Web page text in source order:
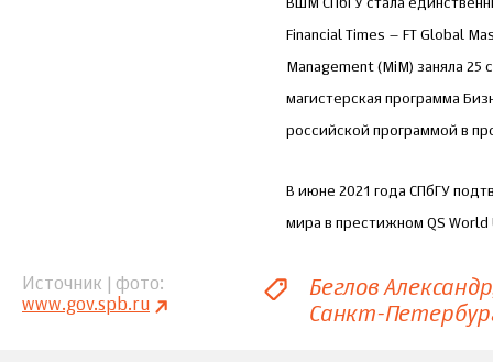
ВШМ СПбГУ стала
Financial Times – FT Global
Management (MiM) заняла
магистерская программа
российской программой в
В июне 2021 года СПбГУ
мира в престижном QS World
Источник | фото
www.gov.spb.ru
Беглов Александр
Санкт-